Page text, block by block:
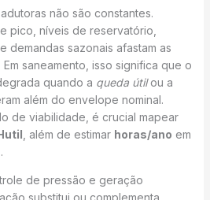
não são constantes.
pico, níveis de reservatório,
demandas sazonais afastam as
saneamento, isso significa que o
quando a queda útilou a
além do envelope nominal.
de viabilidade, é crucial mapear
, além de estimar horas/ano em
de pressão e geração
substitui ou complementa